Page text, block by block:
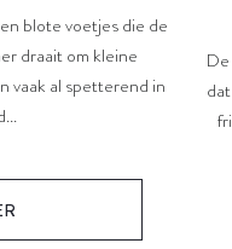
blote voetjes die de
draait om kleine
vaak al spetterend in